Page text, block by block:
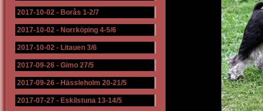
2017-10-02 - Borås 1-2/7
2017-10-02 - Norrköping 4-5/6
2017-10-02 - Litauen 3/6
2017-09-26 - Gimo 27/5
2017-09-26 - Hässleholm 20-21/5
2017-07-27 - Eskilstuna 13-14/5